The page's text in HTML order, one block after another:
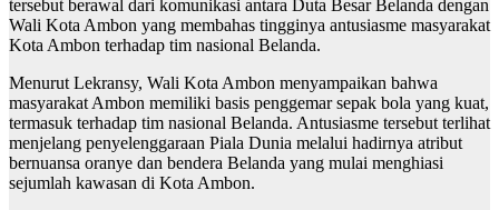
tersebut berawal dari komunikasi antara Duta Besar Belanda dengan
Wali Kota Ambon yang membahas tingginya antusiasme masyarakat
Kota Ambon terhadap tim nasional Belanda.
Menurut Lekransy, Wali Kota Ambon menyampaikan bahwa
masyarakat Ambon memiliki basis penggemar sepak bola yang kuat,
termasuk terhadap tim nasional Belanda. Antusiasme tersebut terlihat
menjelang penyelenggaraan Piala Dunia melalui hadirnya atribut
bernuansa oranye dan bendera Belanda yang mulai menghiasi
sejumlah kawasan di Kota Ambon.